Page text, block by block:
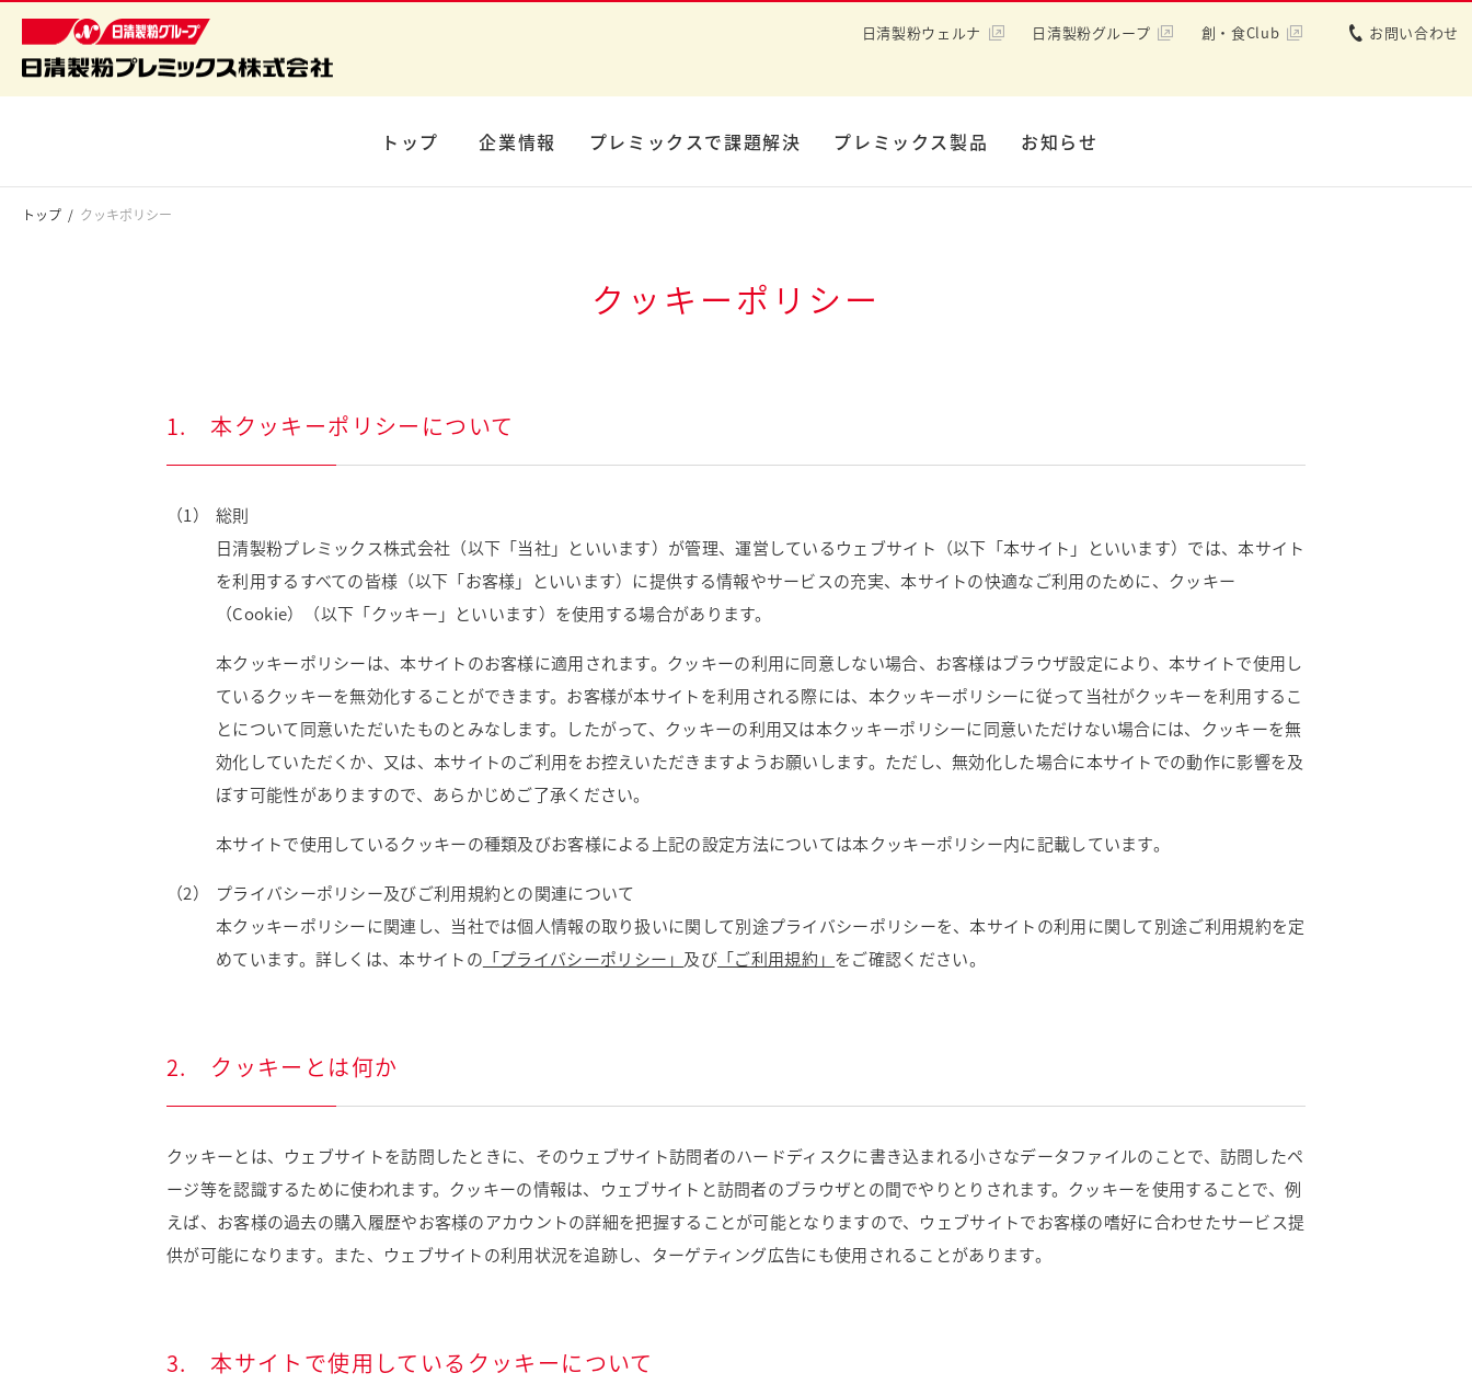
日清製粉ウェルナ 日清製粉グループ 創・食Club お問い合わせ
トップ 企業情報 プレミックスで課題解決 プレミックス製品 お知らせ
トップ クッキポリシー
クッキーポリシー
1. 本クッキーポリシーについて
総則
日清製粉プレミックス株式会社（以下「当社」といいます）が管理、運営しているウェブサイト（以下「本サイト」といいます）では、本サイト
を利用するすべての皆様（以下「お客様」といいます）に提供する情報やサービスの充実、本サイトの快適なご利用のために、クッキー
（Cookie）（以下「クッキー」といいます）を使用する場合があります。
本クッキーポリシーは、本サイトのお客様に適用されます。クッキーの利用に同意しない場合、お客様はブラウザ設定により、本サイトで使用し
ているクッキーを無効化することができます。お客様が本サイトを利用される際には、本クッキーポリシーに従って当社がクッキーを利用するこ
とについて同意いただいたものとみなします。したがって、クッキーの利用又は本クッキーポリシーに同意いただけない場合には、クッキーを無
効化していただくか、又は、本サイトのご利用をお控えいただきますようお願いします。ただし、無効化した場合に本サイトでの動作に影響を及
ぼす可能性がありますので、あらかじめご了承ください。
本サイトで使用しているクッキーの種類及びお客様による上記の設定方法については本クッキーポリシー内に記載しています。
プライバシーポリシー及びご利用規約との関連について
本クッキーポリシーに関連し、当社では個人情報の取り扱いに関して別途プライバシーポリシーを、本サイトの利用に関して別途ご利用規約を定
めています。詳しくは、本サイトの 「プライバシーポリシー」 及び 「ご利用規約」 をご確認ください。
2. クッキーとは何か
クッキーとは、ウェブサイトを訪問したときに、そのウェブサイト訪問者のハードディスクに書き込まれる小さなデータファイルのことで、訪問したペ
ージ等を認識するために使われます。クッキーの情報は、ウェブサイトと訪問者のブラウザとの間でやりとりされます。クッキーを使用することで、例
えば、お客様の過去の購入履歴やお客様のアカウントの詳細を把握することが可能となりますので、ウェブサイトでお客様の嗜好に合わせたサービス提
供が可能になります。また、ウェブサイトの利用状況を追跡し、ターゲティング広告にも使用されることがあります。
3. 本サイトで使用しているクッキーについて